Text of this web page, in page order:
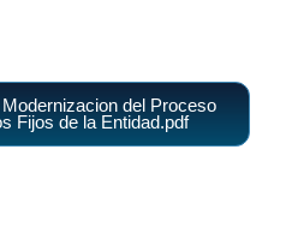
del Proceso
Fijos de la Entidad.pdf